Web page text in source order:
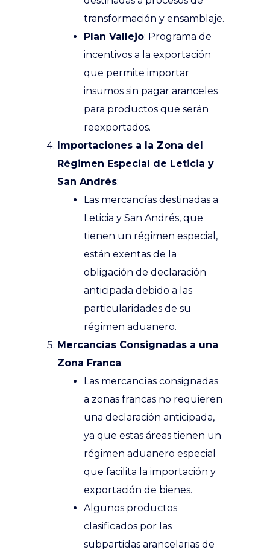
transformación y ensamblaje.
Plan Vallejo: Programa de
incentivos a la exportación
que permite importar
insumos sin pagar aranceles
para productos que serán
reexportados.
Importaciones a la Zona del
Régimen Especial de Leticia y
San Andrés:
Las mercancías destinadas a
Leticia y San Andrés, que
tienen un régimen especial,
están exentas de la
obligación de declaración
anticipada debido a las
particularidades de su
régimen aduanero.
Mercancías Consignadas a una
Zona Franca:
Las mercancías consignadas
a zonas francas no requieren
una declaración anticipada,
ya que estas áreas tienen un
régimen aduanero especial
que facilita la importación y
exportación de bienes.
Algunos productos
clasificados por las
subpartidas arancelarias de